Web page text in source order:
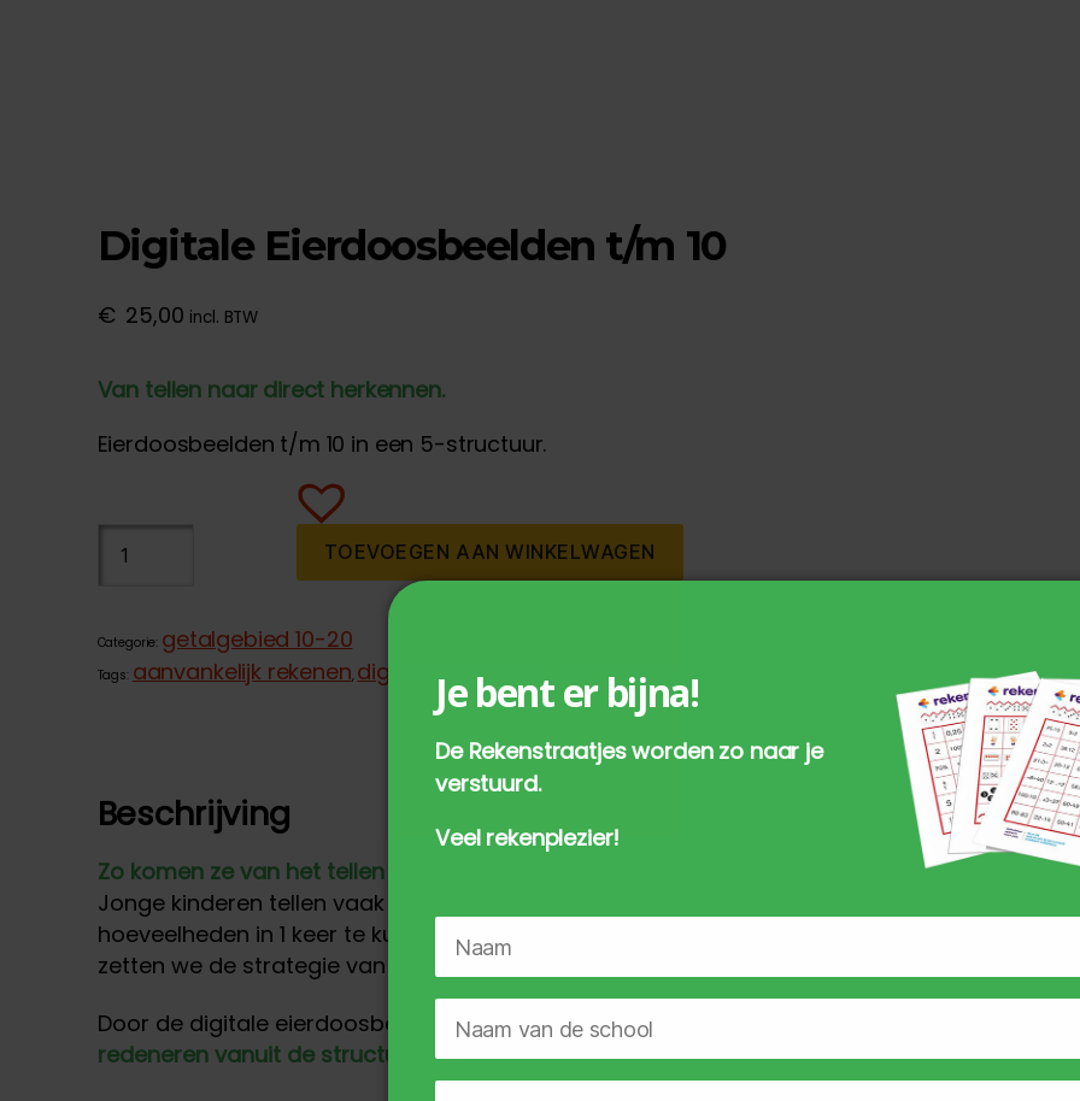
Digitale Eierdoosbeelden t/m 10
€ 25,00 incl. BTW
Van tellen naar direct herkennen.
Eierdoosbeelden t/m 10 in een 5-structuur.
Eierdoosbeelden
aantal
TOEVOEGEN AAN WINKELWAGEN
Categorie: getalgebied 10-20
Tags: aanvankelijk rekenen, digitale producten eierdidactiek
Beschrijving
Zo komen ze van het tellen af!
Jonge kinderen tellen vaak op hun vingers. Om van dat tellen af te komen en
hoeveelheden in 1 keer te kunnen overzien,
zetten we de strategie van de 5-structuur in.
Door de digitale eierdoosbeelden t/m 10 te flitsen worden de leerlingen gedwongen te
redeneren vanuit de structuur.
Je bent er bijna!
De Rekenstraatjes worden zo naar je
verstuurd.
Veel rekenplezier!